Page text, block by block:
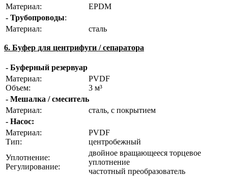
Материал:
EPDM
- Трубопроводы:
Материал:
сталь
6. Буфер для центрифуги / сепаратора
- Буферный резервуар
Материал:
Объем:
PVDF
3 м³
- Мешалка / смеситель
Материал:
сталь, с покрытием
- Насос:
Материал:
Тип:
PVDF
центробежный
Уплотнение:
Регулирование:
двойное вращающееся торцевое
уплотнение
частотный преобразователь